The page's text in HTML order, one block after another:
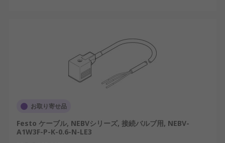
お取り寄せ品
Festo ケーブル, NEBVシリーズ, 接続バルブ用, NEBV-
A1W3F-P-K-0.6-N-LE3